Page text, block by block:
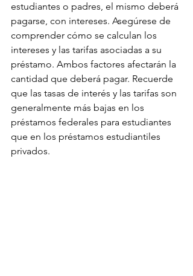
estudiantes o padres, el mismo deberá
pagarse, con intereses. Asegúrese de
comprender cómo se calculan los
intereses y las tarifas asociadas a su
préstamo. Ambos factores afectarán la
cantidad que deberá pagar. Recuerde
que las tasas de interés y las tarifas son
generalmente más bajas en los
préstamos federales para estudiantes
que en los préstamos estudiantiles
privados.